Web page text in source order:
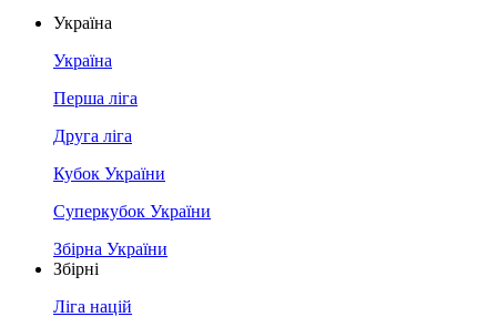
Україна
Україна
Перша ліга
Друга ліга
Кубок України
Суперкубок України
Збірна України
Збірні
Ліга націй